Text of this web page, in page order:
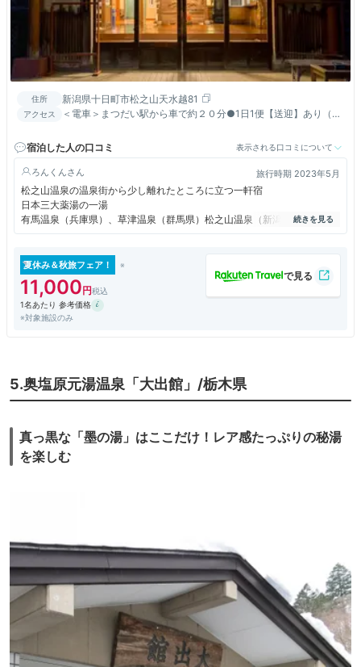
住所 新潟県十日町市松之山天水越81
アクセス
＜電車＞まつだい駅から車で約２０分●1日1便【送迎】あり（要
宿泊した人の口コミ
表示される口コミについて
ろんくん 旅行時期 2023年5月
松之山温泉の温泉街から少し離れたところに立つ一軒宿
日本三大薬湯の一湯
有馬温泉（兵庫県）、草津温泉（群馬県）松之山温泉（新潟県）
本館は昭和13年に建築された木造三階建て
あ・・・階段は鳴らないか・・・・
食事は山のものと海のもの
特に山菜がメインである
最寄り駅は、ほくほく線のまつだい駅
事前予約で送迎があります
夏休み＆秋旅フェア！
11,000
1名あたり 参考価格
※対象施設のみ
5.奥塩原元湯温泉「大出館」/栃木県
真っ黒な「墨の湯」はここだけ！レア感たっぷりの秘湯
を楽しむ